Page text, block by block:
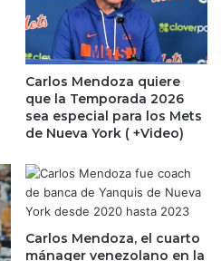
Carlos Mendoza quiere
que la Temporada 2026
sea especial para los Mets
de Nueva York ( +Video)
Carlos Mendoza, el cuarto
mánager venezolano en la